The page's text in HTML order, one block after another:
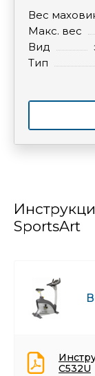
Вес
Макс. вес
Вид
Тип
SportsArt
C532U